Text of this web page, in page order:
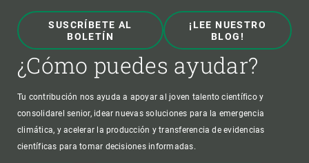
SUSCRÍBETE AL
BOLETÍN
¡LEE NUESTRO
BLOG!
¿Cómo puedes ayudar?
Tu contribución nos ayuda a apoyar al joven talento científico y
consolidarel senior, idear nuevas soluciones para la emergencia
climática, y acelerar la producción y transferencia de evidencias
científicas para tomar decisiones informadas.